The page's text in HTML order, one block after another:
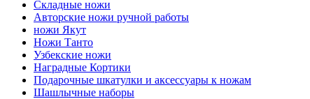
Складные ножи
Авторские ножи ручной работы
ножи Якут
Ножи Танто
Узбекские ножи
Наградные Кортики
Подарочные шкатулки и аксессуары к ножам
Шашлычные наборы